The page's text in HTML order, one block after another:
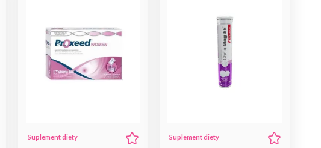
Suplement diety Suplement diety